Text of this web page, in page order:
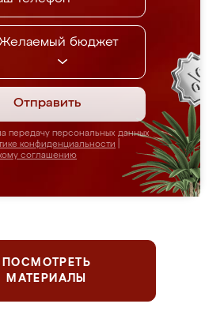
бюджет
Отправить
передачу персональных данных
конфиденциальности
соглашению
ПОСМОТРЕТЬ
МАТЕРИАЛЫ